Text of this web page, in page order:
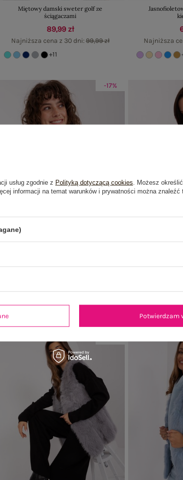
Miętowy damski sweter golf ze
ściągaczami
89,99 zł
Najniższa cena z 30 dni:99,99 zł
+11
Najniższa
-17%
Jasnoróżowy
usług zgodnie z Polityką dotyczącą cookies . Możesz
informacji na temat warunków i prywatności można znaleźć
Potwierdzam